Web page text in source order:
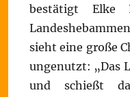
bestätigt Elke
sieht eine große
ungenutzt: „Das
und schießt